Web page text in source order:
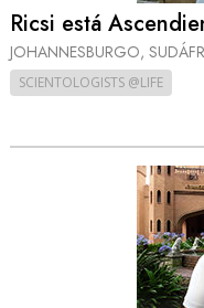
Ricsi está
JOHANNESBURGO,
SCIENTOLOGISTS @LIFE